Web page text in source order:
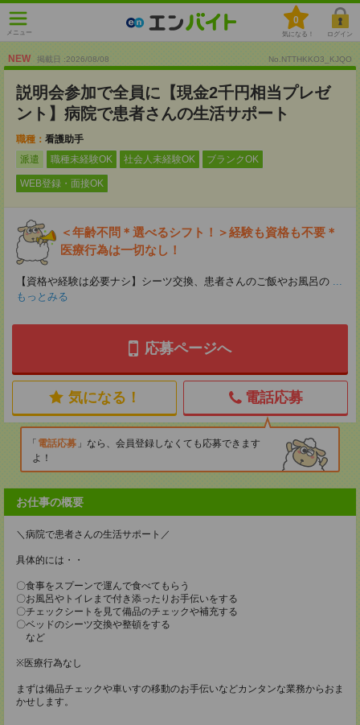
メニュー
0
気になる！ ログイン
NEW 掲載日 :2026/08/08 No.NTTHKKO3_KJQO
説明会参加で全員に【現金2千円相当プレゼ
ント】病院で患者さんの生活サポート
職種： 看護助手
派遣
職種未経験OK 社会人未経験OK ブランクOK
WEB登録・面接OK
＜年齢不問＊選べるシフト！＞経験も資格も不要＊
医療行為は一切なし！
【資格や経験は必要ナシ】シーツ交換、患者さんのご飯やお風呂の ...
もっとみる
応募ページへ
気になる！ 電話応募
電話応募
なら、会員登録しなくても応募できます
よ！
お仕事の概要
＼病院で患者さんの生活サポート／
具体的には・・
〇食事をスプーンで運んで食べてもらう
〇お風呂やトイレまで付き添ったりお手伝いをする
〇チェックシートを見て備品のチェックや補充する
〇ベッドのシーツ交換や整頓をする
など
※医療行為なし
まずは備品チェックや車いすの移動のお手伝いなどカンタンな業務からおま
かせします。